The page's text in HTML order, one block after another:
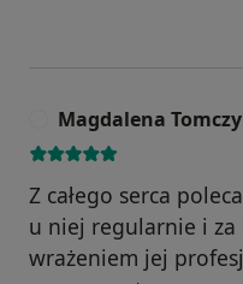
Magdalena
Z całego serca
u niej regularnie i za
wrażeniem jej